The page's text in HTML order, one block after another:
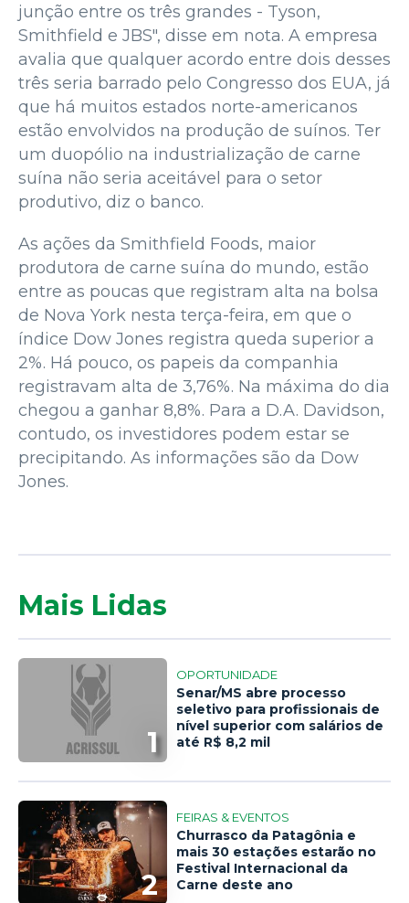
junção entre os três grandes - Tyson,
Smithfield e JBS", disse em nota. A empresa
avalia que qualquer acordo entre dois desses
três seria barrado pelo Congresso dos EUA, já
que há muitos estados norte-americanos
estão envolvidos na produção de suínos. Ter
um duopólio na industrialização de carne
suína não seria aceitável para o setor
produtivo, diz o banco.
As ações da Smithfield Foods, maior
produtora de carne suína do mundo, estão
entre as poucas que registram alta na bolsa
de Nova York nesta terça-feira, em que o
índice Dow Jones registra queda superior a
2%. Há pouco, os papeis da companhia
registravam alta de 3,76%. Na máxima do dia
chegou a ganhar 8,8%. Para a D.A. Davidson,
contudo, os investidores podem estar se
precipitando. As informações são da Dow
Jones.
Mais Lidas
1
OPORTUNIDADE
Senar/MS abre processo
seletivo para profissionais de
nível superior com salários de
até R$ 8,2 mil
2
FEIRAS & EVENTOS
Churrasco da Patagônia e
mais 30 estações estarão no
Festival Internacional da
Carne deste ano